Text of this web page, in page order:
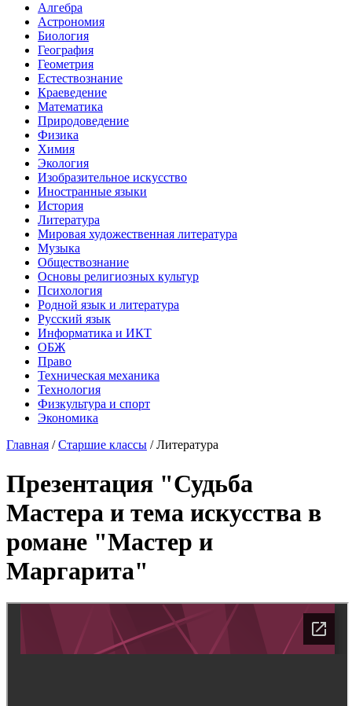
Алгебра
Астрономия
Биология
География
Геометрия
Естествознание
Краеведение
Математика
Природоведение
Физика
Химия
Экология
Изобразительное искусство
Иностранные языки
История
Литература
Мировая художественная литература
Музыка
Обществознание
Основы религиозных культур
Психология
Родной язык и литература
Русский язык
Информатика и ИКТ
ОБЖ
Право
Техническая механика
Технология
Физкультура и спорт
Экономика
Главная /Старшие классы /Литература
Презентация "Судьба
Мастера и тема искусства в
романе "Мастер и
Маргарита"